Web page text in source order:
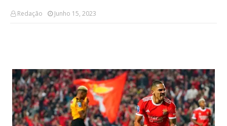
Redação Junho 15, 2023